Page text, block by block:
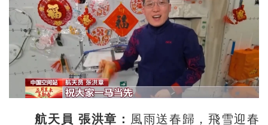
航天員 張洪章： 風雨送春歸，飛雪迎春